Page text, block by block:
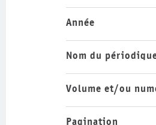
Année
Nom du
Volume et/ou
Pagination